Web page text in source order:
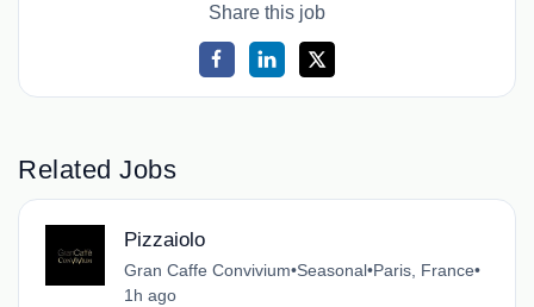
Share this job
Related Jobs
Pizzaiolo
Gran Caffe Convivium•Seasonal•Paris, France•
1h ago